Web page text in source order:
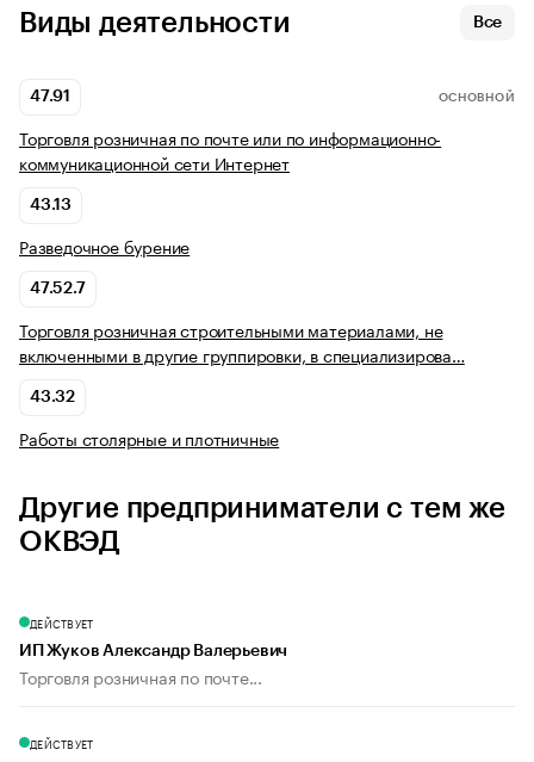
Виды деятельности Все
47.91 ОСНОВНОЙ
Торговля розничная по почте или по информационно-
коммуникационной сети Интернет
43.13
Разведочное бурение
47.52.7
Торговля розничная строительными материалами, не
включенными в другие группировки, в специализирова…
43.32
Работы столярные и плотничные
Другие предприниматели с тем же
ОКВЭД
ДЕЙСТВУЕТ
ИП Жуков Александр Валерьевич
Торговля розничная по почте...
ДЕЙСТВУЕТ